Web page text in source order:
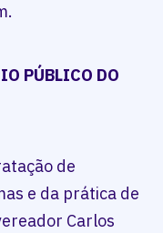
PÚBLICO DO
de
e da prática de
Carlos